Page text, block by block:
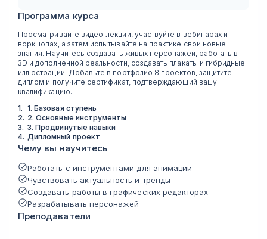
Программа курса
Просматривайте видео-лекции, участвуйте в вебинарах и
воркшопах, а затем испытывайте на практике свои новые
знания. Научитесь создавать живых персонажей, работать в
3D и дополненной реальности, создавать плакаты и гибридные
иллюстрации. Добавьте в портфолио 8 проектов, защитите
диплом и получите сертификат, подтверждающий вашу
квалификацию.
1. 1. Базовая ступень
2. 2. Основные инструменты
3. 3. Продвинутые навыки
4. Дипломный проект
Чему вы научитесь
Работать с инструментами для анимации
Чувствовать актуальность и тренды
Создавать работы в графических редакторах
Разрабатывать персонажей
Преподаватели